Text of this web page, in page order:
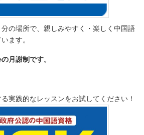
分の場所で、親しみやすく・楽しく中国語
ます。
月謝制です。
実践的なレッスンをお試してください！